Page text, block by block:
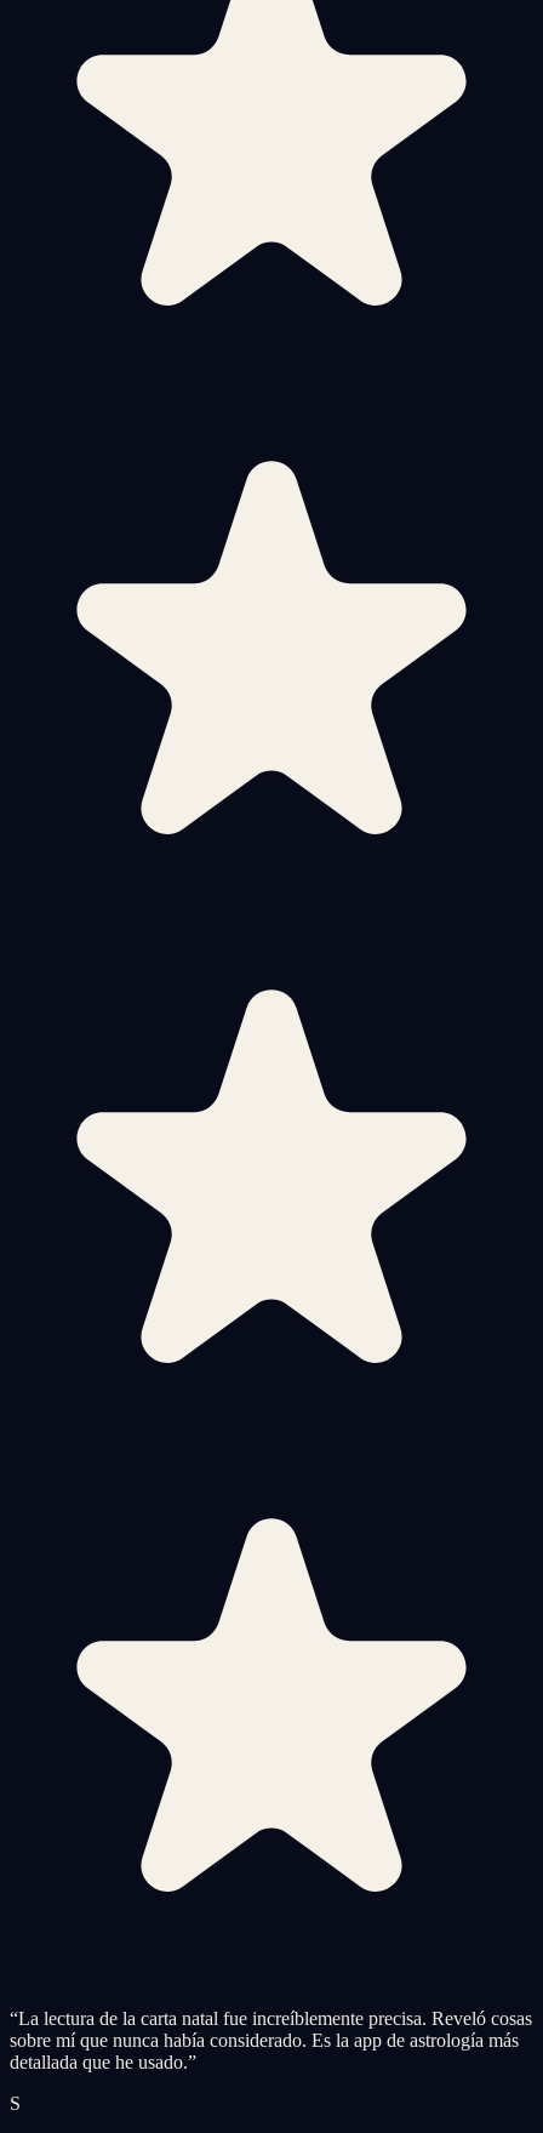
“La lectura de la carta natal fue increíblemente precisa. Reveló cosas
sobre mí que nunca había considerado. Es la app de astrología más
detallada que he usado.”
S